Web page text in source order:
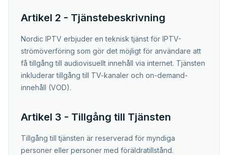
Artikel 2 - Tjänstebeskrivning
Nordic IPTV erbjuder en teknisk tjänst för IPTV-
strömöverföring som gör det möjligt för användare att
få tillgång till audiovisuellt innehåll via internet. Tjänsten
inkluderar tillgång till TV-kanaler och on-demand-
innehåll (VOD).
Artikel 3 - Tillgång till Tjänsten
Tillgång till tjänsten är reserverad för myndiga
personer eller personer med föräldratillstånd.